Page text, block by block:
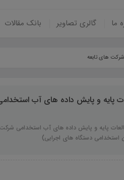
ما گالری تصاویر بانک مقالات
های تابعه
پایه و پایش داده های آب
پایه و پایش داده های آب استخدامی
استخدامی دستگاه های اجرایی)